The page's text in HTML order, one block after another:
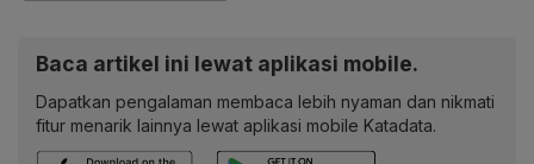
Baca artikel ini lewat aplikasi mobile.
Dapatkan pengalaman membaca lebih nyaman dan nikmati
fitur menarik lainnya lewat aplikasi mobile Katadata.